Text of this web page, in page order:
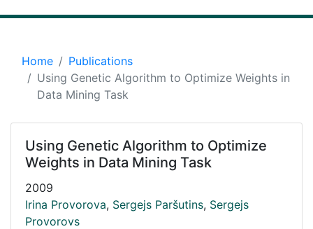
Home
Publications
Using Genetic Algorithm to Optimize Weights in
Data Mining Task
Using Genetic Algorithm to Optimize
Weights in Data Mining Task
2009
Irina Provorova, Sergejs Paršutins, Sergejs
Provorovs